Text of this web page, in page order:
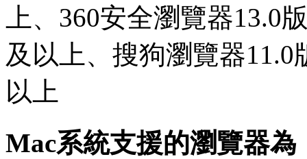
上、360安全瀏覽器13.0
及以上、搜狗瀏覽器
以上
Mac系統支援的瀏覽器為